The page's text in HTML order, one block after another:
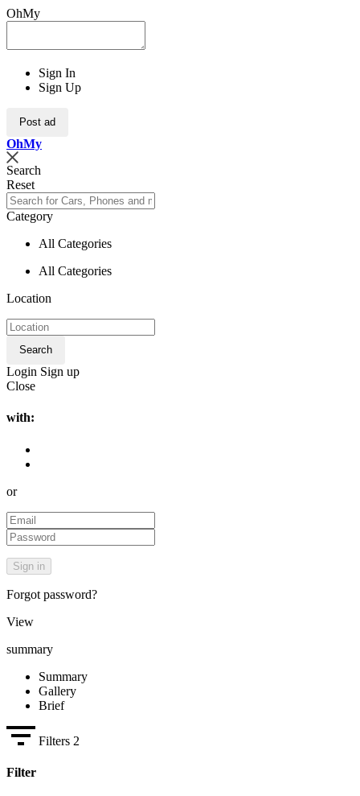
OhMy
Sign In
Sign Up
Post ad
OhMy
Search
Reset
Category
All Categories
All Categories
Location
Search
Login Sign up
Close
with:
or
Forgot password?
View
summary
Summary
Gallery
Brief
Filters 2
Filter